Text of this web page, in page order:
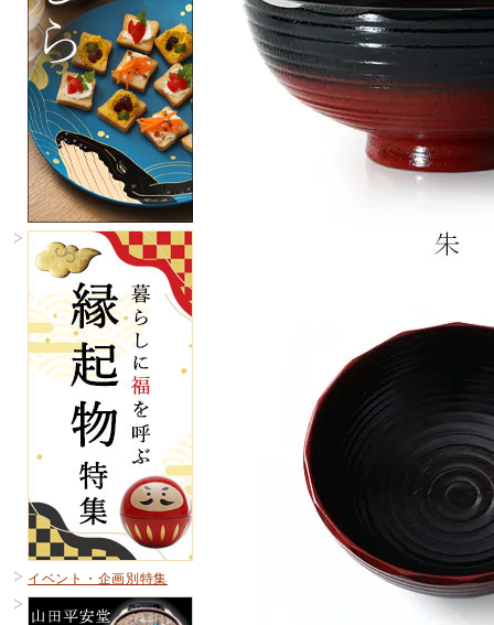
イベント・企画別特集